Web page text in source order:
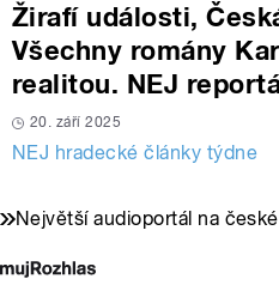
Žirafí události,
Všechny romány
realitou. NEJ
20. září 2025
NEJ hradecké články týdne
Největší audioportál na